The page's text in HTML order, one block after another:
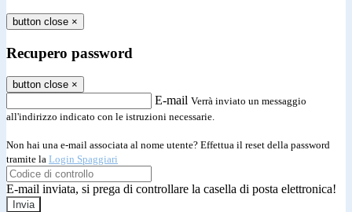
button close ×
Recupero password
button close ×
E-mail Verrà inviato un messaggio
all'indirizzo indicato con le istruzioni necessarie.
Non hai una e-mail associata al nome utente? Effettua il reset della password
tramite la Login Spaggiari
E-mail inviata, si prega di controllare la casella di posta elettronica!